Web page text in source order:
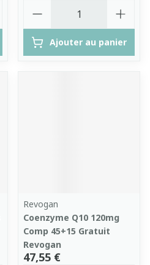
Ajouter au panier
Revogan
Coenzyme Q10 120mg
Comp 45+15 Gratuit
Revogan
47,55 €